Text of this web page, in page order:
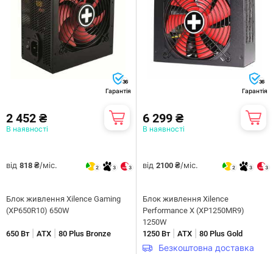
36
Гарантія
2 452 ₴
В наявності
від 818 ₴/міс. 2 3 3
Блок живлення Xilence Gaming
(XP650R10) 650W
650 Вт| ATX 80 Plus Bronze
36
Гарантія
6 299 ₴
В наявності
від 2100 ₴/міс. 2 3 3
Блок живлення Xilence
Performance X (XP1250MR9)
1250W
1250 Вт| ATX 80 Plus Gold
Безкоштовна доставка